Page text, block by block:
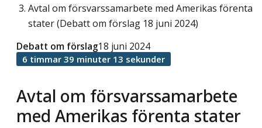
Avtal om försvarssamarbete med Amerikas förenta
stater (Debatt om förslag 18 juni 2024)
Avtal om försvarssamarbete
med Amerikas förenta stater
Debatt om förslag18 juni 2024
6 timmar 39 minuter 13 sekunder